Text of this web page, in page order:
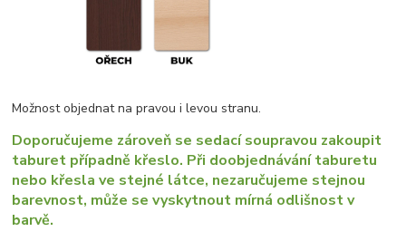
Možnost objednat na pravou i levou stranu.
Doporučujeme zároveň se sedací soupravou zakoupit
taburet případně křeslo. Při doobjednávání taburetu
nebo křesla ve stejné látce, nezaručujeme stejnou
barevnost, může se vyskytnout mírná odlišnost v
barvě.